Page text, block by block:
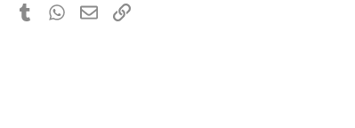
PinterestTumblrWhatsApp
EmailLink